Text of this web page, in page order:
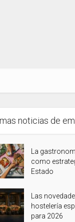
noticias de
La
como
Estado
Las
hostelería
para 2026